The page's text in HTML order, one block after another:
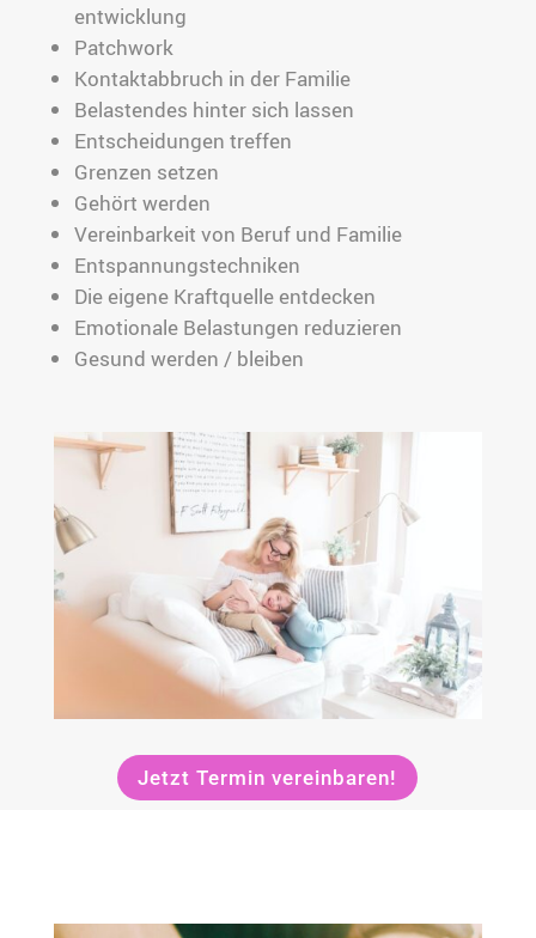
entwicklung
Patchwork
Kontaktabbruch in der Familie
Belastendes hinter sich lassen
Entscheidungen treffen
Grenzen setzen
Gehört werden
Vereinbarkeit von Beruf und Familie
Entspannungstechniken
Die eigene Kraftquelle entdecken
Emotionale Belastungen reduzieren
Gesund werden / bleiben
Jetzt Termin vereinbaren!